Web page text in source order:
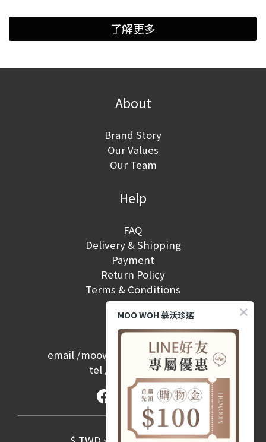
了解更多
About
Brand Story
Our Values
Our Team
Help
FAQ
Delivery & Shipping
Payment
Return Policy
Terms & Conditions
Contact
email /moowoh.service@gmail.com
tel /
(02) 2657-2968
MOO WOH 慕沃珍選